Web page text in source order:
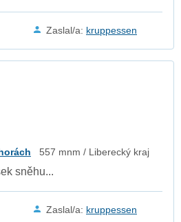
Zaslal/a: kruppessen
557 mnm / Liberecký kraj
sněhu...
Zaslal/a: kruppessen